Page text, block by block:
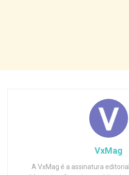
VxMag
A VxMag é a assinatura